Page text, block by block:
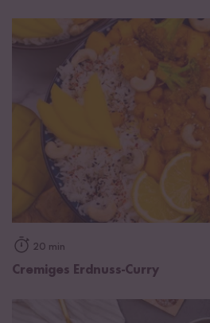
20 min
Cremiges Erdnuss-Curry